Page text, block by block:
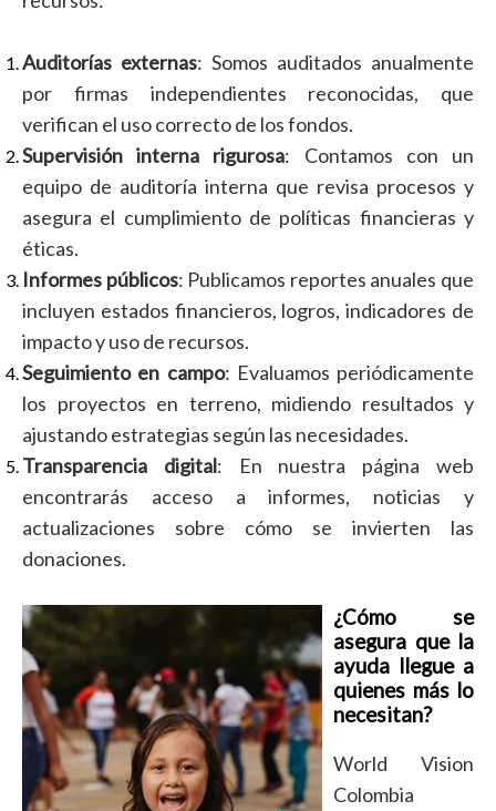
Auditorías externas: Somos auditados anualmente
por firmas independientes reconocidas, que
verifican el uso correcto de los fondos.
Supervisión interna rigurosa: Contamos con un
equipo de auditoría interna que revisa procesos y
asegura el cumplimiento de políticas financieras y
éticas.
Informes públicos: Publicamos reportes anuales que
incluyen estados financieros, logros, indicadores de
impacto y uso de recursos.
Seguimiento en campo: Evaluamos periódicamente
los proyectos en terreno, midiendo resultados y
ajustando estrategias según las necesidades.
Transparencia digital: En nuestra página web
encontrarás acceso a informes, noticias y
actualizaciones sobre cómo se invierten las
donaciones.
¿Cómo se
asegura que la
ayuda llegue a
quienes más lo
necesitan?
World Vision
Colombia